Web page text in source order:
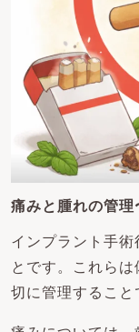
痛みと腫れの管
インプラント手術
とです。これら
切に管理すること